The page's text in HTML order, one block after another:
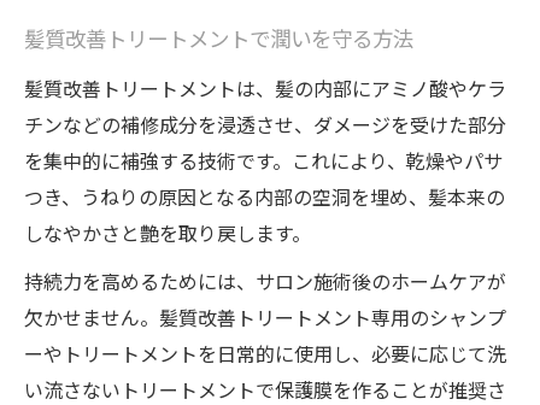
髪質改善トリートメントで潤いを守る方法
髪質改善トリートメントは、髪の内部にアミノ酸やケラ
チンなどの補修成分を浸透させ、ダメージを受けた部分
を集中的に補強する技術です。これにより、乾燥やパサ
つき、うねりの原因となる内部の空洞を埋め、髪本来の
しなやかさと艶を取り戻します。
持続力を高めるためには、サロン施術後のホームケアが
欠かせません。髪質改善トリートメント専用のシャンプ
ーやトリートメントを日常的に使用し、必要に応じて洗
い流さないトリートメントで保護膜を作ることが推奨さ